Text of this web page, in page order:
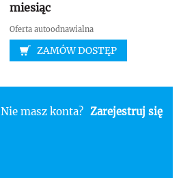
miesiąc
Oferta autoodnawialna
ZAMÓW DOSTĘP
Nie masz konta? Zarejestruj się